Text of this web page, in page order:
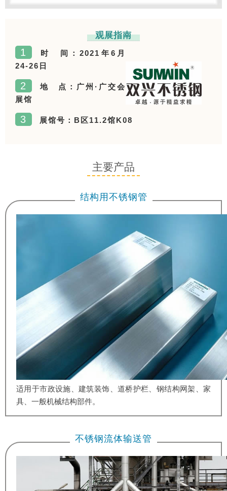
观展指南
1
时 间：2021年6月
24-26日
2
地 点：广州·广交会
展馆
3 展馆号：B区11.2馆K08
主要产品
结构用不锈钢管
适用于市政设施、建筑装饰、道桥护栏、钢结构网架、家
具、一般机械结构部件。
不锈钢流体输送管